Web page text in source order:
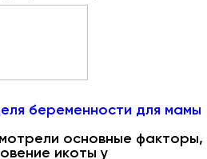
беременности для мамы
основные факторы,
икоты у